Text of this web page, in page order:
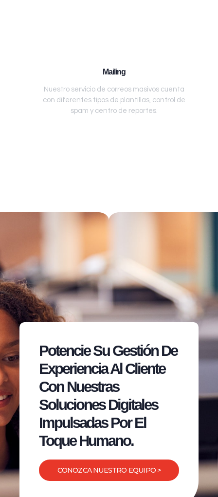
Mailing
Nuestro servicio de correos masivos cuenta
con diferentes tipos de plantillas, control de
spam y centro de reportes.
Potencie Su Gestión De
Experiencia Al Cliente
Con Nuestras
Soluciones Digitales
Impulsadas Por El
Toque Humano.
CONOZCA NUESTRO EQUIPO >